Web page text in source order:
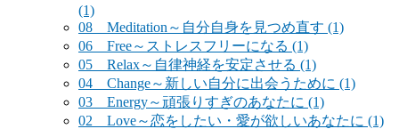
(1)
08 Meditation～自分自身を見つめ直す (1)
06 Free～ストレスフリーになる (1)
05 Relax～自律神経を安定させる (1)
04 Change～新しい自分に出会うために (1)
03 Energy～頑張りすぎのあなたに (1)
02 Love～恋をしたい・愛が欲しいあなたに (1)